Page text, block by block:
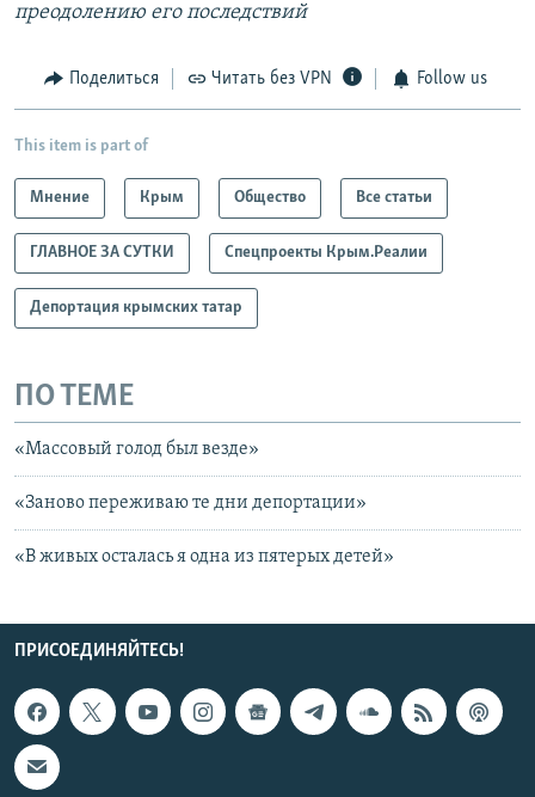
преодолению его последствий
Поделиться Читать без VPN Follow us
This item is part of
Мнение Крым Общество Все статьи
ГЛАВНОЕ ЗА СУТКИ Спецпроекты Крым.Реалии
Депортация крымских татар
ПО ТЕМЕ
«Массовый голод был везде»
«Заново переживаю те дни депортации»
«В живых осталась я одна из пятерых детей»
ПРИСОЕДИНЯЙТЕСЬ!